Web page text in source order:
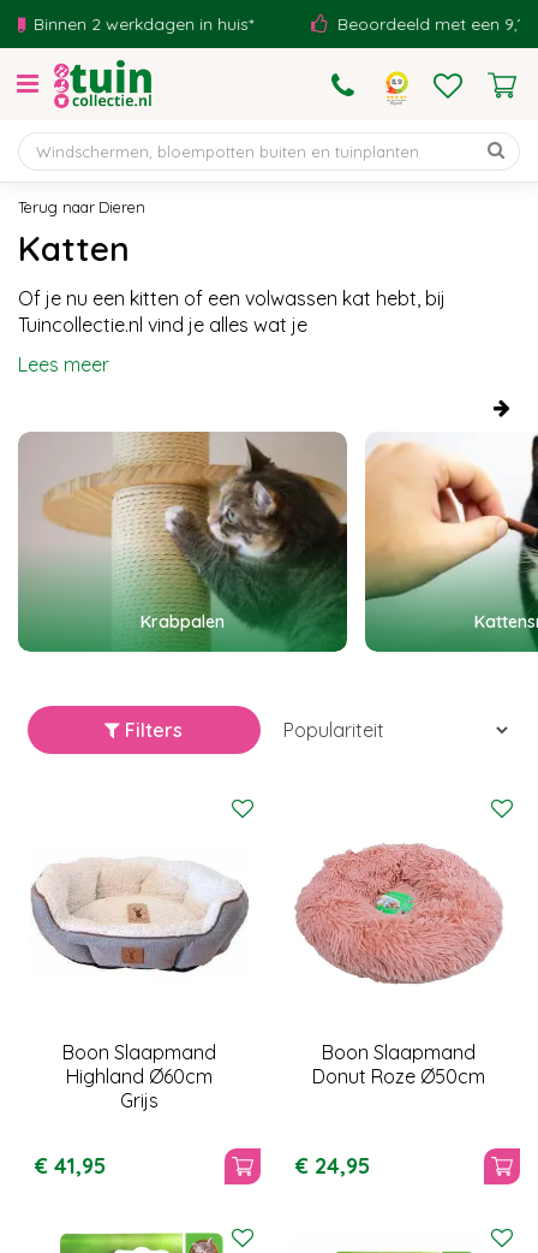
Dieren
2 werkdagen in huis* Beoordeeld met een 9,1!
Katten
Of je nu een kitten of een volwassen kat hebt, bij
Tuincollectie.nl vind je alles wat je
Lees meer
Krabpalen
Filters
Boon Slaapmand
Highland Ø60cm
Grijs
€ 41,95
Boon Slaapmand
Donut Roze Ø50cm
€ 24,95